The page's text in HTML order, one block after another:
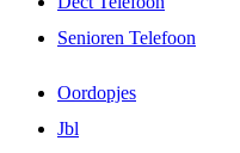
Senioren Telefoon
Oordopjes
Jbl